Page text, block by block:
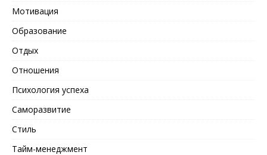
Мотивация
Образование
Отдых
Отношения
Психология успеха
Саморазвитие
Стиль
Тайм-менеджмент